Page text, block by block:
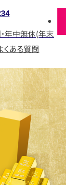
年中無休(年末
くある質問